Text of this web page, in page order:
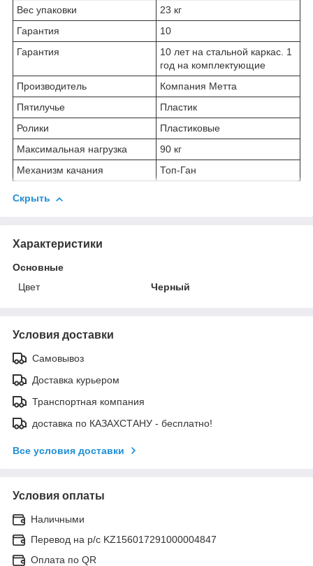
Вес упаковки
23 кг
Гарантия
10
Гарантия
10 лет на стальной каркас. 1
год на комплектующие
Производитель
Компания Метта
Пятилучье
Пластик
Ролики
Пластиковые
Максимальная нагрузка
90 кг
Механизм качания
Топ-Ган
Скрыть
Характеристики
Основные
Цвет
Черный
Условия доставки
Самовывоз
Доставка курьером
Транспортная компания
доставка по КАЗАХСТАНУ - бесплатно!
Все условия доставки
Условия оплаты
Наличными
Перевод на р/с KZ156017291000004847
Оплата по QR